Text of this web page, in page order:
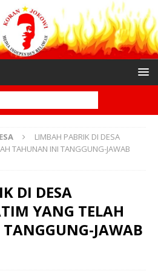
LIMBAH PABRIK DI DESA
TAHUNAN INI TANGGUNG-JAWAB
DI DESA
YANG TELAH
JAWAB